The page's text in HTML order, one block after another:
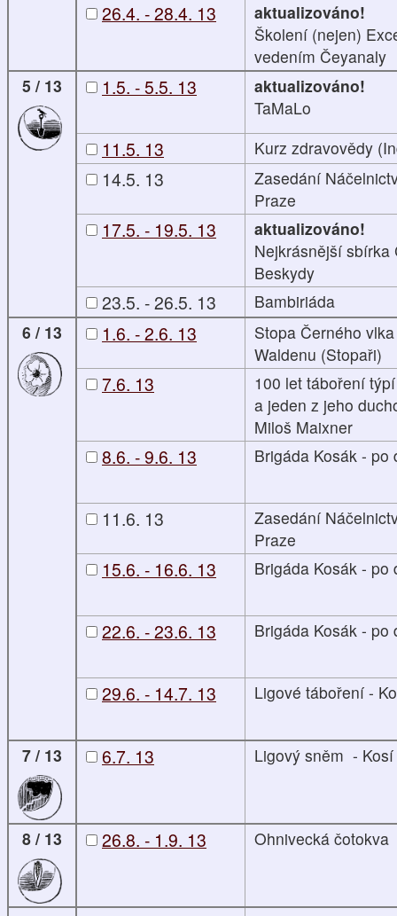
26.4. - 28.4. 13
aktualizováno!
Školení (nejen)
vedením Čeyanaly
5 / 13
1.5. - 5.5. 13
aktualizováno!
TaMaLo
11.5. 13 Kurz zdravovědy
14.5. 13
Zasedání
Praze
17.5. - 19.5. 13
aktualizováno!
Nejkrásnější sbírka
Beskydy
23.5. - 26.5. 13
Bambiriáda
6 / 13
1.6. - 2.6. 13
Stopa Černého
Waldenu (Stopaři)
7.6. 13
100 let táboření
a jeden z jeho
Miloš Maixner
8.6. - 9.6. 13 Brigáda Kosák - po
11.6. 13
Zasedání
Praze
15.6. - 16.6. 13 Brigáda Kosák - po
22.6. - 23.6. 13 Brigáda Kosák - po
29.6. - 14.7. 13 Ligové táboření -
7 / 13 6.7. 13 Ligový sněm -
8 / 13 26.8. - 1.9. 13 Ohnivecká čotokva